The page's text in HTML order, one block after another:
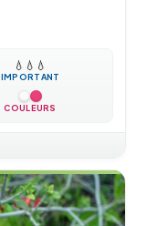
💧 💧 💧
IMPORTANT
COULEURS